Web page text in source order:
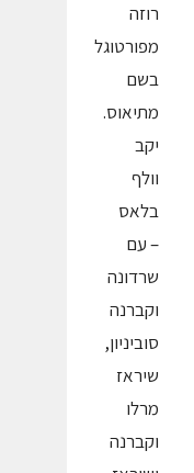
רוזה
מפורטוגל
בשם
מתיאוס.
יקב
וולף
בלאס
– עם
שרדונה
וקברנה
סוביניון,
שיראז
מרלו
וקברנה